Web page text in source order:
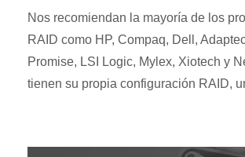
Nos recomiendan la mayoría de los
RAID como HP, Compaq, Dell,
Promise, LSI Logic, Mylex, Xiotech y
tienen su propia configuración RAID,